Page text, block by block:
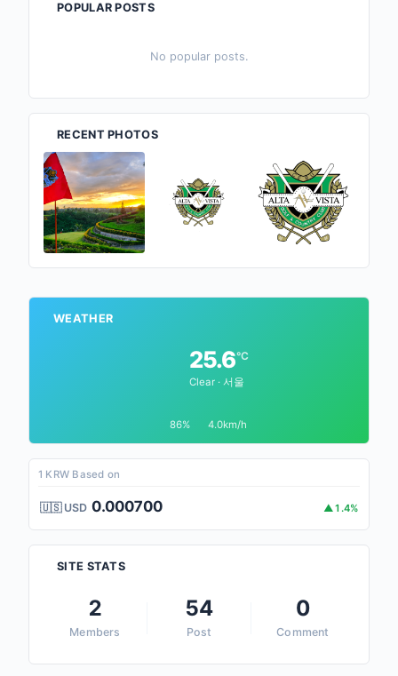
POPULAR POSTS
No popular posts.
RECENT PHOTOS
WEATHER
25.6°C
Clear · 서울
86% 4.0km/h
1 KRW Based on
🇺🇸 USD 0.000700 ▲1.4%
SITE STATS
2
Members
54
Post
0
Comment